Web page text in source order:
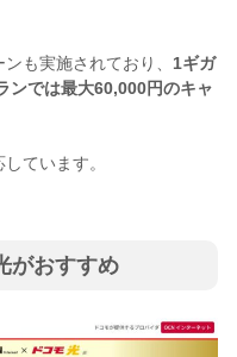
も実施されており、 1ギガ
ンでは最大60,000円のキャ
ています。
がおすすめ